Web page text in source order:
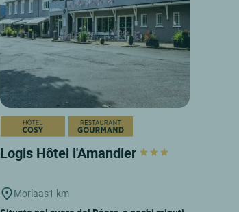
Logis Hôtel l'Amandier
Morlaas1 km